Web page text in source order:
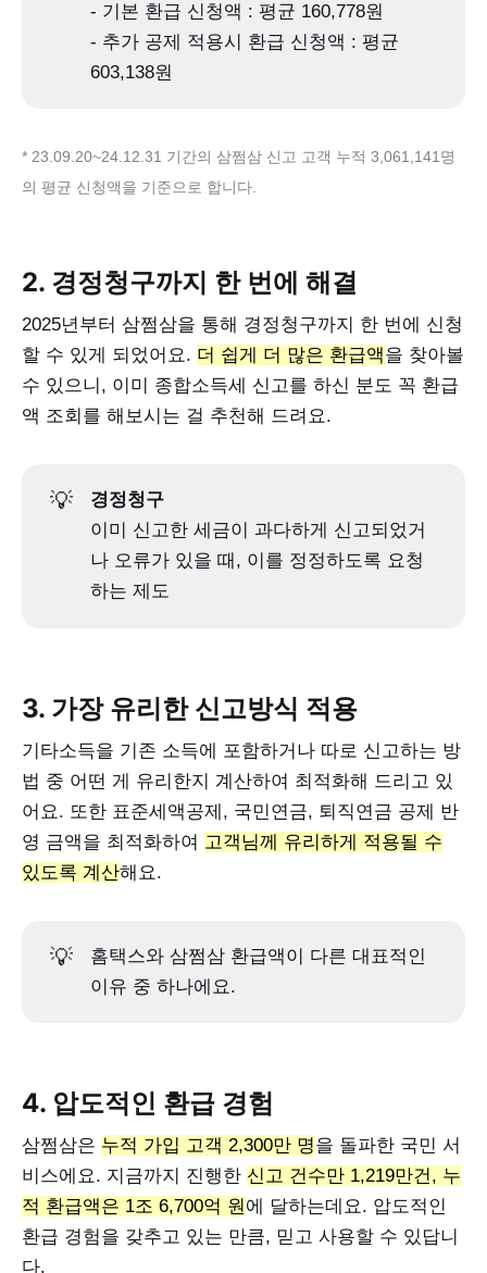
- 기본 환급 신청액 : 평균 160,778원
- 추가 공제 적용시 환급 신청액 : 평균
603,138원
* 23.09.20~24.12.31 기간의 삼쩜삼 신고 고객 누적 3,061,141명
의 평균 신청액을 기준으로 합니다.
2. 경정청구까지 한 번에 해결
2025년부터 삼쩜삼을 통해 경정청구까지 한 번에 신청
할 수 있게 되었어요. 더 쉽게 더 많은 환급액을 찾아볼
수 있으니, 이미 종합소득세 신고를 하신 분도 꼭 환급
액 조회를 해보시는 걸 추천해 드려요.
💡
경정청구
이미 신고한 세금이 과다하게 신고되었거
나 오류가 있을 때, 이를 정정하도록 요청
하는 제도
3. 가장 유리한 신고방식 적용
기타소득을 기존 소득에 포함하거나 따로 신고하는 방
법 중 어떤 게 유리한지 계산하여 최적화해 드리고 있
어요. 또한 표준세액공제, 국민연금, 퇴직연금 공제 반
영 금액을 최적화하여 고객님께 유리하게 적용될 수
있도록 계산해요.
💡
홈택스와 삼쩜삼 환급액이 다른 대표적인
이유 중 하나에요.
4. 압도적인 환급 경험
삼쩜삼은 누적 가입 고객 2,300만 명을 돌파한 국민 서
비스에요. 지금까지 진행한 신고 건수만 1,219만건, 누
적 환급액은 1조 6,700억 원에 달하는데요. 압도적인
환급 경험을 갖추고 있는 만큼, 믿고 사용할 수 있답니
다.